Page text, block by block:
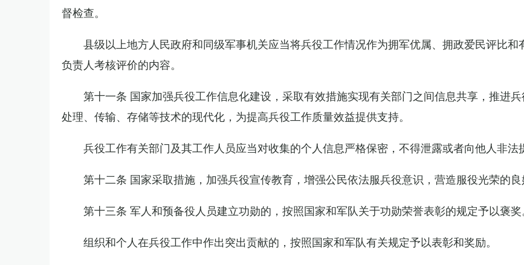
督检查。
县级以上地方人民政府和同级军事机关应当将兵役工作情况作为拥军优属、拥政爱民评比和
负责人考核评价的内容。
第十一条 国家加强兵役工作信息化建设，采取有效措施实现有关部门之间信息共享，推进兵
处理、传输、存储等技术的现代化，为提高兵役工作质量效益提供支持。
兵役工作有关部门及其工作人员应当对收集的个人信息严格保密，不得泄露或者向他人非法
第十二条 国家采取措施，加强兵役宣传教育，增强公民依法服兵役意识，营造服役光荣的良
第十三条 军人和预备役人员建立功勋的，按照国家和军队关于功勋荣誉表彰的规定予以褒奖
组织和个人在兵役工作中作出突出贡献的，按照国家和军队有关规定予以表彰和奖励。